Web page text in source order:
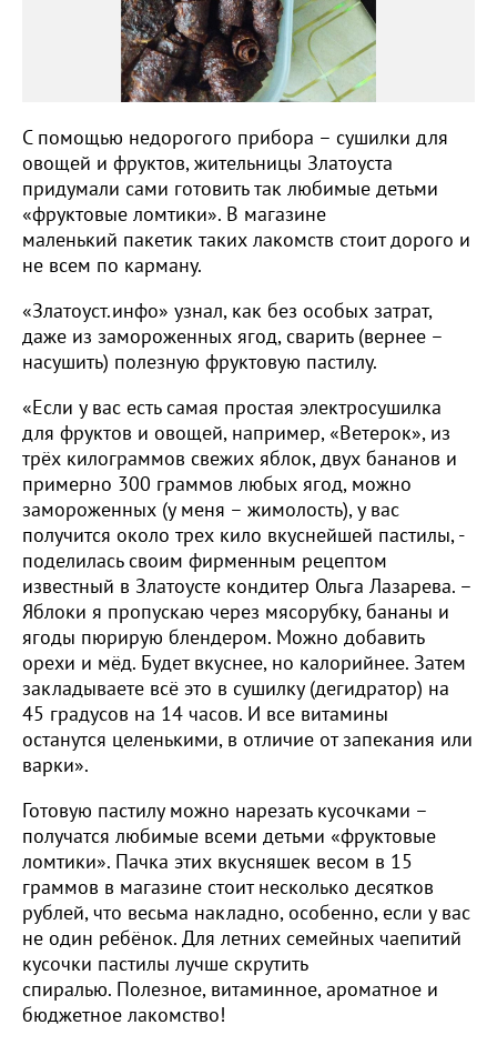
С помощью недорогого прибора – сушилки для
овощей и фруктов, жительницы Златоуста
придумали сами готовить так любимые детьми
«фруктовые ломтики». В магазине
маленький пакетик таких лакомств стоит дорого и
не всем по карману.
«Златоуст.инфо» узнал, как без особых затрат,
даже из замороженных ягод, сварить (вернее –
насушить) полезную фруктовую пастилу.
«Если у вас есть самая простая электросушилка
для фруктов и овощей, например, «Ветерок», из
трёх килограммов свежих яблок, двух бананов и
примерно 300 граммов любых ягод, можно
замороженных (у меня – жимолость), у вас
получится около трех кило вкуснейшей пастилы, -
поделилась своим фирменным рецептом
известный в Златоусте кондитер Ольга Лазарева. –
Яблоки я пропускаю через мясорубку, бананы и
ягоды пюрирую блендером. Можно добавить
орехи и мёд. Будет вкуснее, но калорийнее. Затем
закладываете всё это в сушилку (дегидратор) на
45 градусов на 14 часов. И все витамины
останутся целенькими, в отличие от запекания или
варки».
Готовую пастилу можно нарезать кусочками –
получатся любимые всеми детьми «фруктовые
ломтики». Пачка этих вкусняшек весом в 15
граммов в магазине стоит несколько десятков
рублей, что весьма накладно, особенно, если у вас
не один ребёнок. Для летних семейных чаепитий
кусочки пастилы лучше скрутить
спиралью. Полезное, витаминное, ароматное и
бюджетное лакомство!